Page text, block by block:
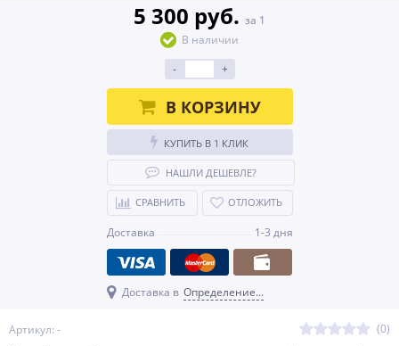
Артикул: -
(0)
5 300 руб. за 1
В наличии
-
+
В КОРЗИНУ
КУПИТЬ В 1 КЛИК
НАШЛИ ДЕШЕВЛЕ?
СРАВНИТЬ ОТЛОЖИТЬ
Доставка 1-3 дня
Доставка в Определение...